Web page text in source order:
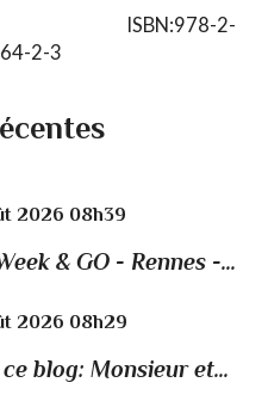
ISBN:978-2-
2-3
2026 08h39
& GO - Rennes -...
2026 08h29
blog: Monsieur et...